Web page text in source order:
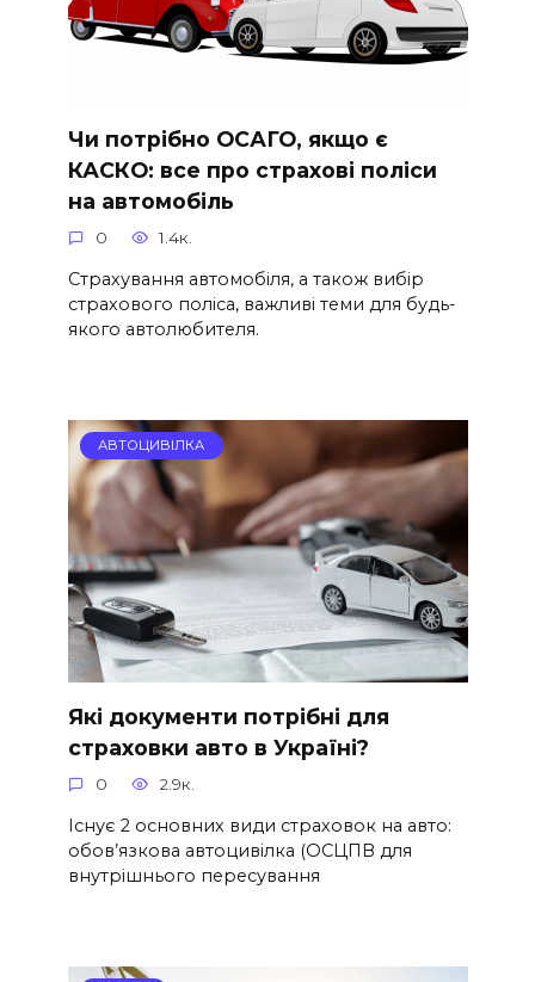
Чи потрібно ОСАГО, якщо є
КАСКО: все про страхові поліси
на автомобіль
0 1.4к.
Страхування автомобіля, а також вибір
страхового поліса, важливі теми для будь-
якого автолюбителя.
АВТОЦИВІЛКА
Які документи потрібні для
страховки авто в Україні?
0 2.9к.
Існує 2 основних види страховок на авто:
обов’язкова автоцивілка (ОСЦПВ для
внутрішнього пересування